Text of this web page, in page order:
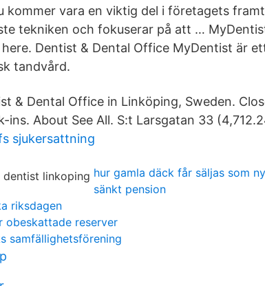
kommer vara en viktig del i företagets
tekniken och fokuserar på att …
Dentist & Dental Office MyDentist är
tandvård.
& Dental Office in Linköping, Sweden.
ins. About See All. S:t Larsgatan 33
sjukersattning
hur gamla däck får säljas som
sänkt pension
riksdagen
obeskattade reserver
samfällighetsförening